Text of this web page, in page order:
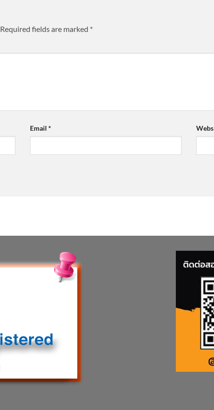
Required fields are marked *
Email*